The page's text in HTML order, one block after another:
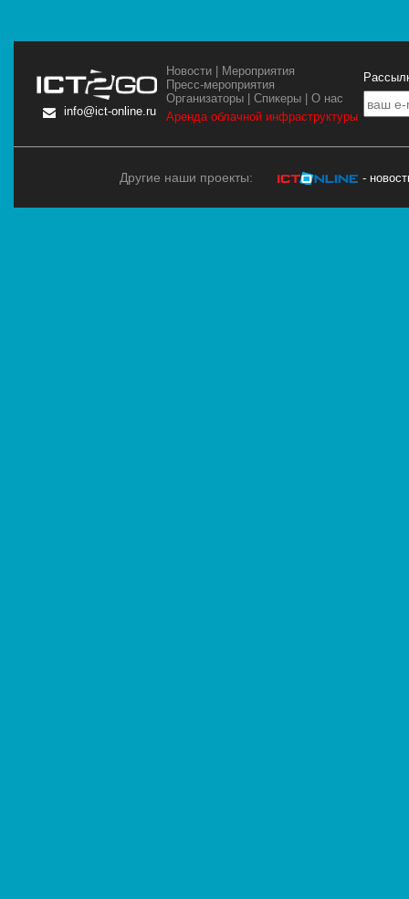
info@ict-online.ru
Новости
Мероприятия
Пресс-мероприятия
Организаторы |Спикеры |О нас
Аренда облачной инфраструктуры
Другие наши проекты: -